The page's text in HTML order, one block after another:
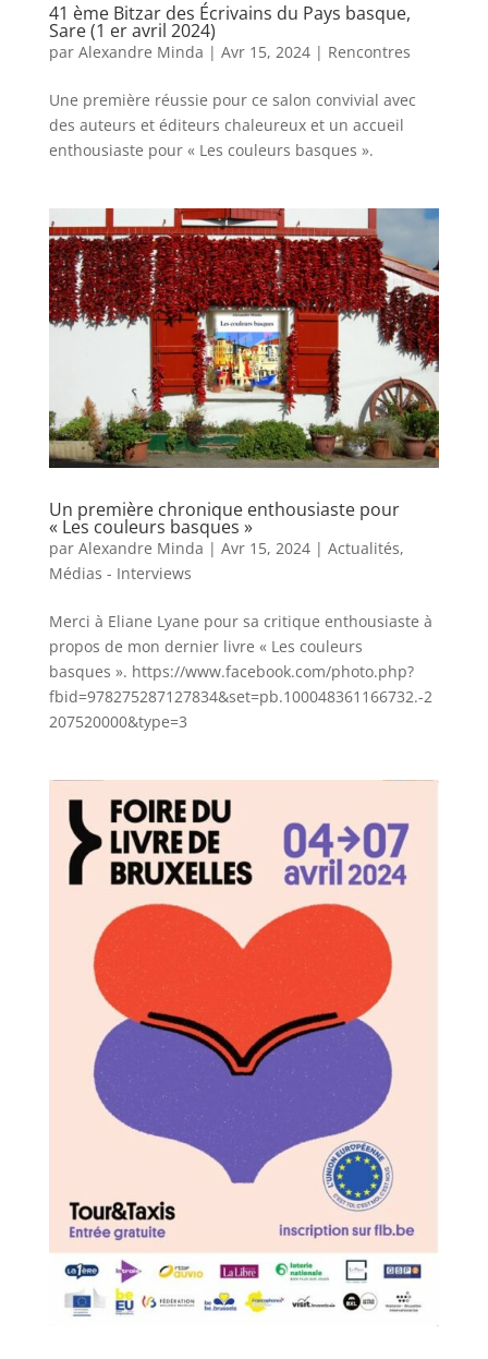
41 ème Bitzar des Écrivains du Pays basque,
Sare (1 er avril 2024)
par Alexandre Minda | Avr 15, 2024| Rencontres
Une première réussie pour ce salon convivial avec
des auteurs et éditeurs chaleureux et un accueil
enthousiaste pour « Les couleurs basques ».
Un première chronique enthousiaste pour
« Les couleurs basques »
par Alexandre Minda | Avr 15, 2024| Actualités,
Médias - Interviews
Merci à Eliane Lyane pour sa critique enthousiaste à
propos de mon dernier livre « Les couleurs
basques ». https://www.facebook.com/photo.php?
fbid=978275287127834&set=pb.100048361166732.-2
207520000&type=3